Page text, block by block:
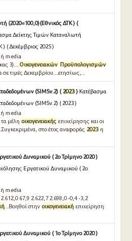
(2020=100,0)(Εθνικός ΔΤΚ ) (
Δείκτης Τιμών Καταναλωτή
) ( Δεκέμβριος 2025 )
media
3).... Οικογενειακών Προϋπολογισμών
τιμές Δεκεμβρίου....ετησίως,...
(SIMSv.2) ( 2023) Κατέβασμα
(SIMSv.2) ( 2023 )
media
μέλη οικογενειακής επιχείρησης και οι
στο έτος αναφοράς 2023η
Δυναμικού ( 2ο Τρίμηνο 2020 )
Εργατικού Δυναμικού ( 2ο
media
67,9 2.622,7 2.698,0 -0,4 -3,2
...Βοηθοί στην οικογενειακή επιχείρηση:
Δυναμικού ( 1ο Τρίμηνο 2020 )